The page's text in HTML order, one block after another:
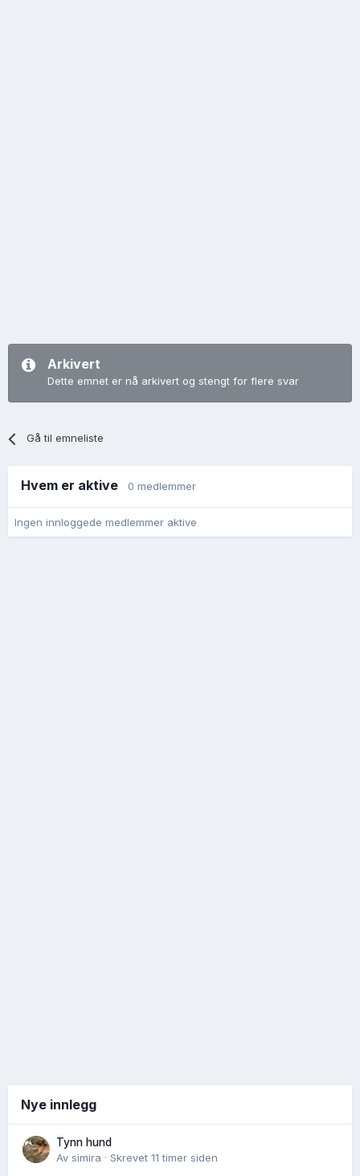
Arkivert
Dette emnet er nå arkivert og stengt for flere svar
Gå til emneliste
Hvem er aktive 0 medlemmer
Ingen innloggede medlemmer aktive
Nye innlegg
Tynn hund
Av simira · Skrevet 11 timer siden